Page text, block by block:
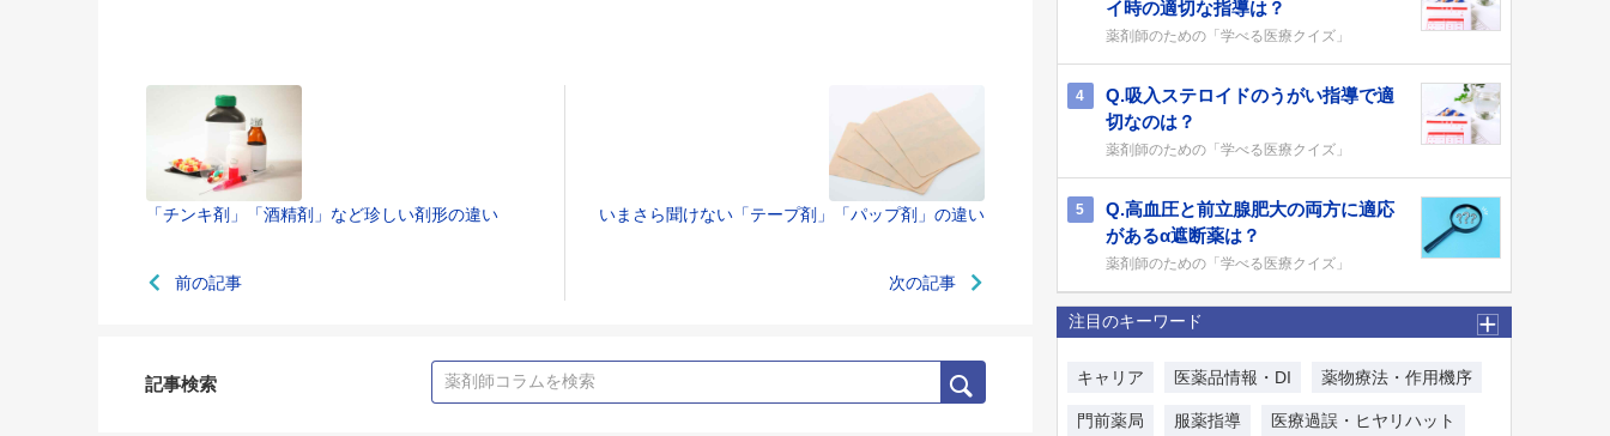
「チンキ剤」「酒精剤」など珍しい剤形の違い
前の記事
いまさら聞けない「テープ剤」「パップ剤」の違い
次の記事
記事検索
イ時の適切な指導は？
薬剤師のための「学べる医療クイズ」
4
Q.吸入ステロイドのうがい指導で適
切なのは？
薬剤師のための「学べる医療クイズ」
5
Q.高血圧と前立腺肥大の両方に適応
があるα遮断薬は？
薬剤師のための「学べる医療クイズ」
注目のキーワード
キャリア 医薬品情報・DI 薬物療法・作用機序
門前薬局 服薬指導 医療過誤・ヒヤリハット